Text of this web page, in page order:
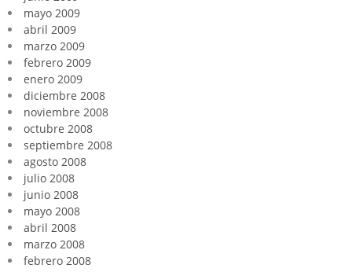
mayo 2009
abril 2009
marzo 2009
febrero 2009
enero 2009
diciembre 2008
noviembre 2008
octubre 2008
septiembre 2008
agosto 2008
julio 2008
junio 2008
mayo 2008
abril 2008
marzo 2008
febrero 2008